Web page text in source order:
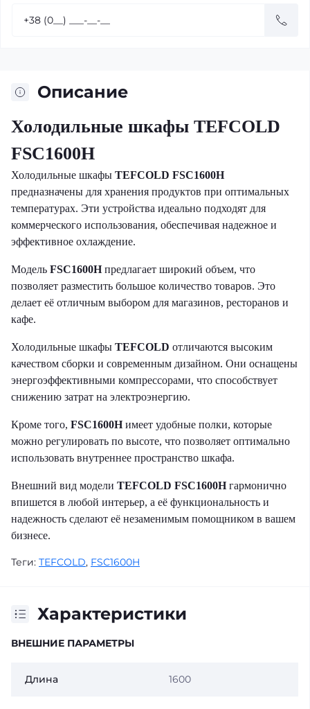
Описание
Холодильные шкафы TEFCOLD
FSC1600H
Холодильные шкафы TEFCOLD FSC1600H
предназначены для хранения продуктов при оптимальных
температурах. Эти устройства идеально подходят для
коммерческого использования, обеспечивая надежное и
эффективное охлаждение.
Модель FSC1600Hпредлагает широкий объем, что
позволяет разместить большое количество товаров. Это
делает её отличным выбором для магазинов, ресторанов и
кафе.
Холодильные шкафы TEFCOLD отличаются высоким
качеством сборки и современным дизайном. Они оснащены
энергоэффективными компрессорами, что способствует
снижению затрат на электроэнергию.
Кроме того, FSC1600Hимеет удобные полки, которые
можно регулировать по высоте, что позволяет оптимально
использовать внутреннее пространство шкафа.
Внешний вид модели TEFCOLD FSC1600Hгармонично
впишется в любой интерьер, а её функциональность и
надежность сделают её незаменимым помощником в вашем
бизнесе.
Теги: TEFCOLD, FSC1600H
Характеристики
ВНЕШНИЕ ПАРАМЕТРЫ
Длина 1600